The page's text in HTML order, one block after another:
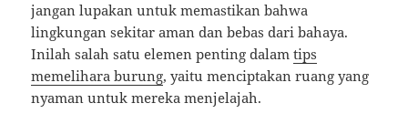
jangan lupakan untuk memastikan bahwa
lingkungan sekitar aman dan bebas dari bahaya.
Inilah salah satu elemen penting dalamtips
memelihara burung, yaitu menciptakan ruang yang
nyaman untuk mereka menjelajah.